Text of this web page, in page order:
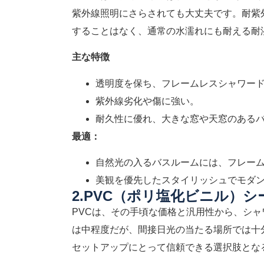
紫外線照明にさらされても大丈夫です。耐
することはなく、通常の水濡れにも耐える
主な特徴
透明度を保ち、フレームレスシャワー
紫外線劣化や傷に強い。
耐久性に優れ、大きな窓や天窓のある
最適：
自然光の入るバスルームには、フレー
美観を優先したスタイリッシュでモダ
2.PVC（ポリ塩化ビニル）シ
PVCは、その手頃な価格と汎用性から、シ
は中程度だが、間接日光の当たる場所では
セットアップにとって信頼できる選択肢とな